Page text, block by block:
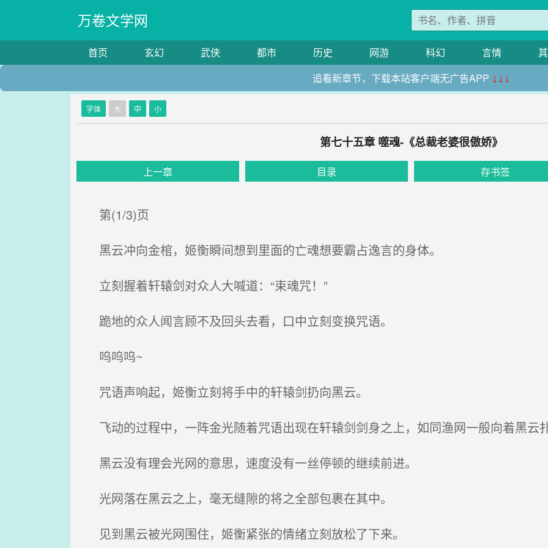
万卷文学网
首页 玄幻 武侠 都市 历史 网游 科幻 言情
追看新章节，下载本站客户端无广告APP ↓↓↓
字体 大 中 小
第七十五章 噬魂-《总裁老婆很傲娇》
上一章 目录 存书签
第(1/3)页
黑云冲向金棺，姬衡瞬间想到里面的亡魂想要霸占逸言的身体。
立刻握着轩辕剑对众人大喊道：“束魂咒！”
跪地的众人闻言顾不及回头去看，口中立刻变换咒语。
呜呜呜~
咒语声响起，姬衡立刻将手中的轩辕剑扔向黑云。
飞动的过程中，一阵金光随着咒语出现在轩辕剑剑身之上，如同渔网一般向着黑云
黑云没有理会光网的意思，速度没有一丝停顿的继续前进。
光网落在黑云之上，毫无缝隙的将之全部包裹在其中。
见到黑云被光网围住，姬衡紧张的情绪立刻放松了下来。